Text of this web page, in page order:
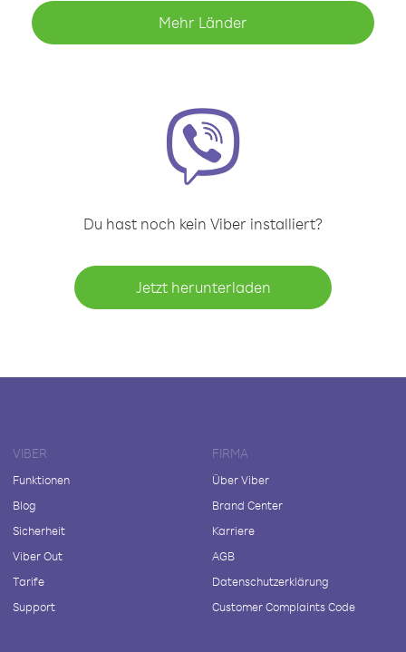
Mehr Länder
Du hast noch kein Viber installiert?
Jetzt herunterladen
VIBER
Funktionen
Blog
Sicherheit
Viber Out
Tarife
Support
FIRMA
Über Viber
Brand Center
Karriere
AGB
Datenschutzerklärung
Customer Complaints Code